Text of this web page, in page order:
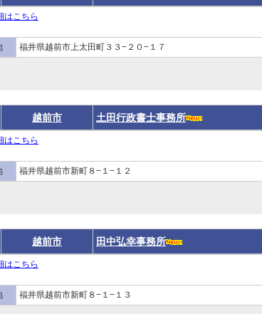
はこちら
福井県越前市上太田町３３−２０−１７
越前市 土田行政書士事務所
はこちら
福井県越前市新町８−１−１２
越前市 田中弘幸事務所
はこちら
福井県越前市新町８−１−１３